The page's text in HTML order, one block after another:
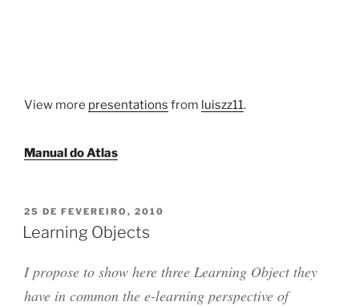
View more presentations from luiszz11.
Manual do Atlas
PUBLICADO
EM
25 DE FEVEREIRO, 2010
Learning Objects
I propose to show here three Learning Object they
have in common the e-learning perspective of